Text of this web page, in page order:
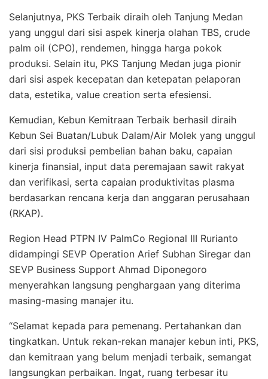
Selanjutnya, PKS Terbaik diraih oleh Tanjung Medan
yang unggul dari sisi aspek kinerja olahan TBS, crude
palm oil (CPO), rendemen, hingga harga pokok
produksi. Selain itu, PKS Tanjung Medan juga pionir
dari sisi aspek kecepatan dan ketepatan pelaporan
data, estetika, value creation serta efesiensi.
Kemudian, Kebun Kemitraan Terbaik berhasil diraih
Kebun Sei Buatan/Lubuk Dalam/Air Molek yang unggul
dari sisi produksi pembelian bahan baku, capaian
kinerja finansial, input data peremajaan sawit rakyat
dan verifikasi, serta capaian produktivitas plasma
berdasarkan rencana kerja dan anggaran perusahaan
(RKAP).
Region Head PTPN IV PalmCo Regional III Rurianto
didampingi SEVP Operation Arief Subhan Siregar dan
SEVP Business Support Ahmad Diponegoro
menyerahkan langsung penghargaan yang diterima
masing-masing manajer itu.
“Selamat kepada para pemenang. Pertahankan dan
tingkatkan. Untuk rekan-rekan manajer kebun inti, PKS,
dan kemitraan yang belum menjadi terbaik, semangat
langsungkan perbaikan. Ingat, ruang terbesar itu